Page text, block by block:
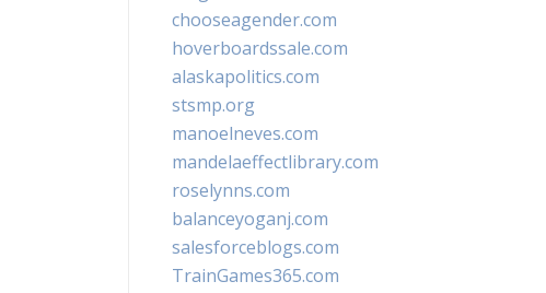
chooseagender.com
hoverboardssale.com
alaskapolitics.com
stsmp.org
manoelneves.com
mandelaeffectlibrary.com
roselynns.com
balanceyoganj.com
salesforceblogs.com
TrainGames365.com